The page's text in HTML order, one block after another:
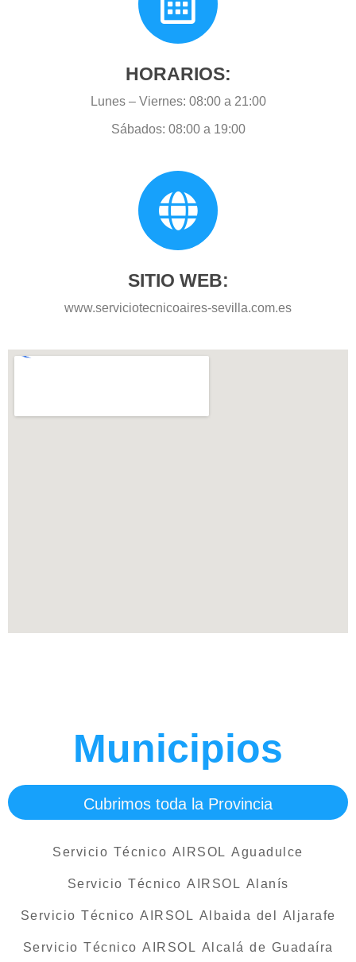
HORARIOS:
Lunes – Viernes: 08:00 a 21:00
Sábados: 08:00 a 19:00
SITIO WEB:
www.serviciotecnicoaires-sevilla.com.es
Municipios
Cubrimos toda la Provincia
Servicio Técnico AIRSOL Aguadulce
Servicio Técnico AIRSOL Alanís
Servicio Técnico AIRSOL Albaida del Aljarafe
Servicio Técnico AIRSOL Alcalá de Guadaíra